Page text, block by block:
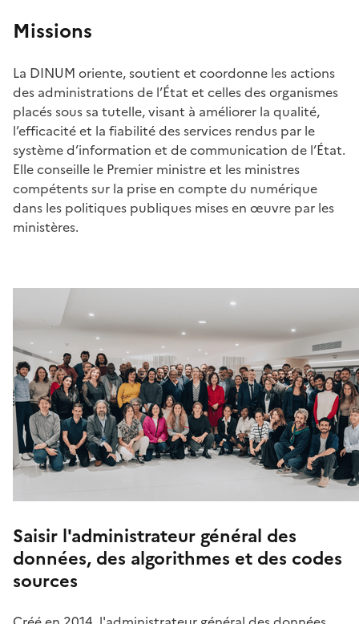
Missions
La DINUM oriente, soutient et coordonne les actions
des administrations de l’État et celles des organismes
placés sous sa tutelle, visant à améliorer la qualité,
l’efficacité et la fiabilité des services rendus par le
système d’information et de communication de l’État.
Elle conseille le Premier ministre et les ministres
compétents sur la prise en compte du numérique
dans les politiques publiques mises en œuvre par les
ministères.
Saisir l'administrateur général des
données, des algorithmes et des codes
sources